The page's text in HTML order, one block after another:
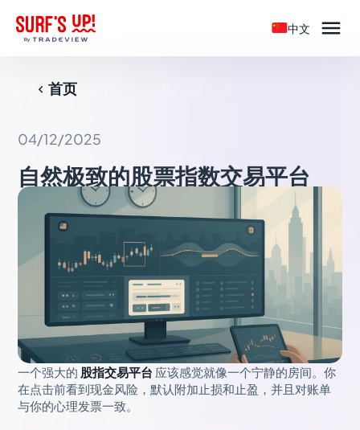
中文 
首页
04/12/2025
自然极致的股票指数交易平台
一个强大的 股指交易平台 应该感觉就像一个宁静的房间。你
在点击前看到现金风险，默认附加止损和止盈，并且对账单
与你的心理发票一致。